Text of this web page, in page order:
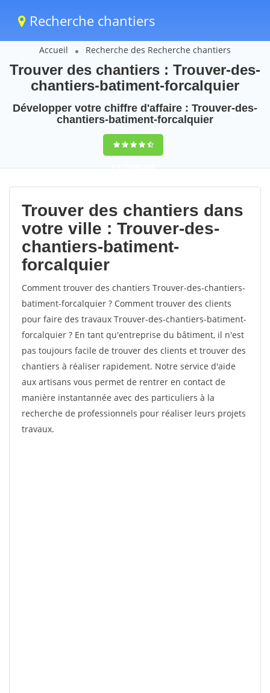
Recherche chantiers
Accueil Recherche des Recherche chantiers
Trouver des chantiers : Trouver-des-
chantiers-batiment-forcalquier
Développer votre chiffre d'affaire : Trouver-des-
chantiers-batiment-forcalquier
9,5(100%)105
votes
Trouver des chantiers dans
votre ville : Trouver-des-
chantiers-batiment-
forcalquier
Comment trouver des chantiers Trouver-des-chantiers-
batiment-forcalquier ? Comment trouver des clients
pour faire des travaux Trouver-des-chantiers-batiment-
forcalquier ? En tant qu'entreprise du bâtiment, il n'est
pas toujours facile de trouver des clients et trouver des
chantiers à réaliser rapidement. Notre service d'aide
aux artisans vous permet de rentrer en contact de
manière instantannée avec des particuliers à la
recherche de professionnels pour réaliser leurs projets
travaux.